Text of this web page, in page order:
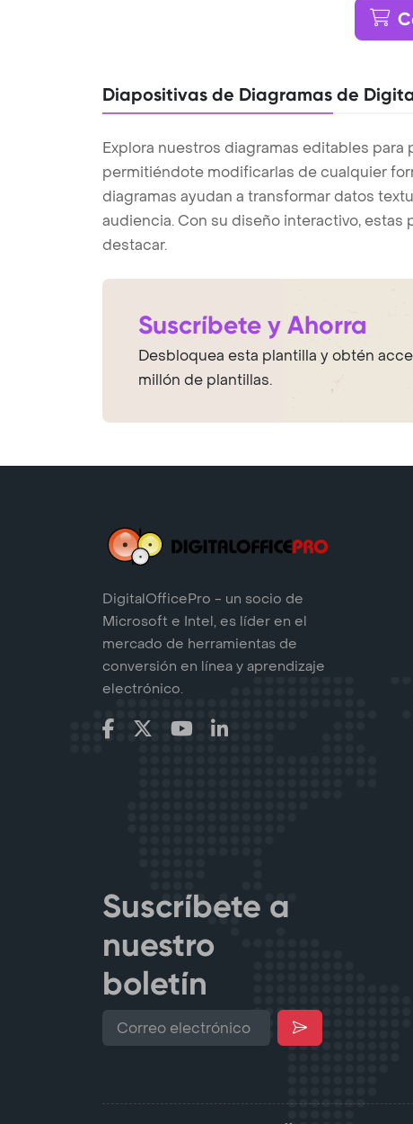
Diapositivas de Diagramas de
Explora nuestros diagramas editables
permitiéndote modificarlas de cualquier
diagramas ayudan a transformar datos
audiencia. Con su diseño interactivo,
destacar.
Suscríbete y Ahorra
Desbloquea esta plantilla y obtén
millón de plantillas.
DigitalOfficePro - un socio de
Microsoft e Intel, es líder en el
mercado de herramientas de
conversión en línea y aprendizaje
electrónico.
Suscríbete a
nuestro
boletín